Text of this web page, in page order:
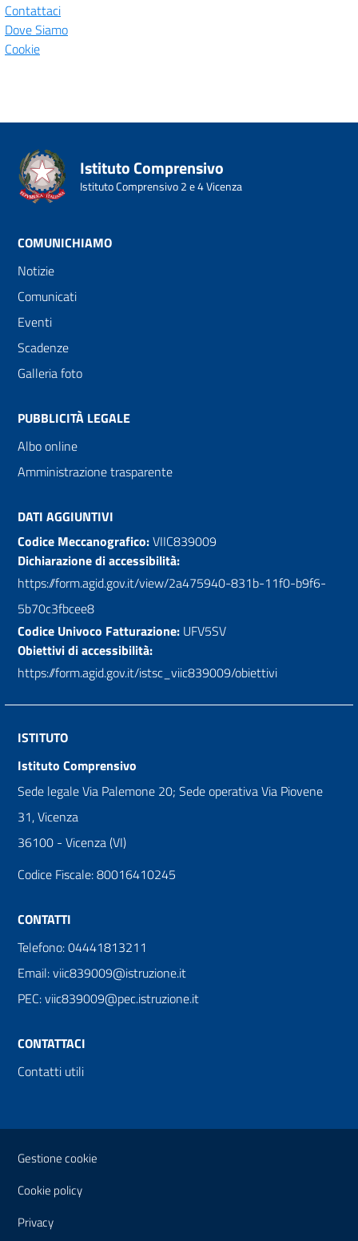
Contattaci
Dove Siamo
Cookie
Istituto Comprensivo
Istituto Comprensivo 2 e 4 Vicenza
COMUNICHIAMO
Notizie
Comunicati
Eventi
Scadenze
Galleria foto
PUBBLICITÀ LEGALE
Albo online
Amministrazione trasparente
DATI AGGIUNTIVI
Codice Meccanografico:VIIC839009
Dichiarazione di accessibilità:
https://form.agid.gov.it/view/2a475940-831b-11f0-b9f6-
5b70c3fbcee8
Codice Univoco Fatturazione: UFV5SV
Obiettivi di accessibilità:
https://form.agid.gov.it/istsc_viic839009/obiettivi
ISTITUTO
Istituto Comprensivo
Sede legale Via Palemone 20; Sede operativa Via Piovene
31, Vicenza
36100 - Vicenza (VI)
Codice Fiscale: 80016410245
CONTATTI
Telefono: 04441813211
Email: viic839009@istruzione.it
PEC: viic839009@pec.istruzione.it
CONTATTACI
Contatti utili
Gestione cookie
Cookie policy
Privacy